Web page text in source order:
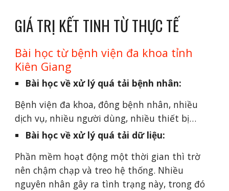
GIÁ TRỊ KẾT TINH TỪ THỰC TẾ
Bài học từ bệnh viện đa khoa tỉnh
Kiên Giang
Bài học về xử lý quá tải bệnh nhân:
Bệnh viện đa khoa, đông bệnh nhân, nhiều
dịch vụ, nhiều người dùng, nhiều thiết bị…
Bài học về xử lý quá tải dữ liệu:
Phần mềm hoạt động một thời gian thì trờ
nên chậm chạp và treo hệ thống. Nhiều
nguyên nhân gây ra tình trạng này, trong đó